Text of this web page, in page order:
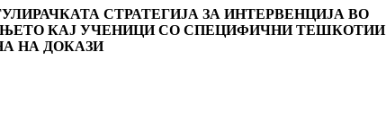
СТРАТЕГИЈА ЗА ИНТЕРВЕНЦИЈА ВО
КАЈ УЧЕНИЦИ СО СПЕЦИФИЧНИ ТЕШКОТИИ
НА ДОКАЗИ